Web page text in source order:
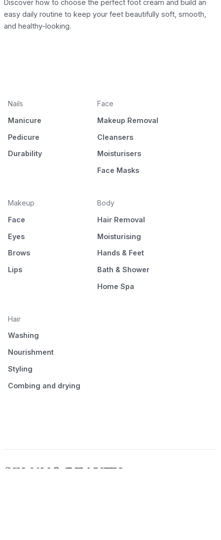
Discover how to choose the perfect foot cream and build an
easy daily routine to keep your feet beautifully soft, smooth,
and healthy-looking.
Nails
Manicure
Pedicure
Durability
Face
Makeup Removal
Cleansers
Moisturisers
Face Masks
Makeup
Face
Eyes
Brows
Lips
Body
Hair Removal
Moisturising
Hands & Feet
Bath & Shower
Home Spa
Hair
Washing
Nourishment
Styling
Combing and drying